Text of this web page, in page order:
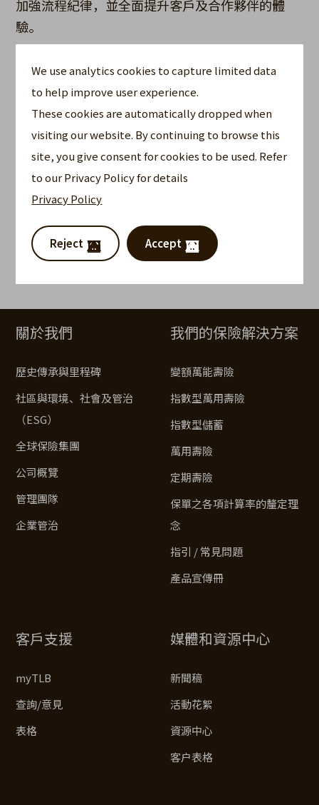
加強流程紀律，並全面提升客戶及合作夥伴的體
驗。
期加入全美人壽百慕達，並期待與團隊攜手合作，
建立一個能配合公司發展願景、並持續提供卓越服
務的營運體系。」
其他資訊
資源中心
We use analytics cookies to capture limited data
to help improve user experience.
These cookies are automatically dropped when
visiting our website. By continuing to browse this
site, you give consent for cookies to be used. Refer
to our Privacy Policy for details
Privacy Policy
Reject Accept
關於我們
歷史傳承與里程碑
社區與環境、社會及管治
（ESG）
全球保險集團
公司概覽
管理團隊
企業管治
我們的保險解決方案
變額萬能壽險
指數型萬用壽險
指數型儲蓄
萬用壽險
定期壽險
保單之各項計算率的釐定理
念
指引 / 常見問題
產品宣傳冊
客戶支援
myTLB
查詢/意見
表格
媒體和資源中心
新聞稿
活動花絮
資源中心
客户表格